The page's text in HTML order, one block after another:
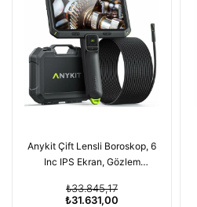
Anykit Çift Lensli Boroskop, 6
Inc IPS Ekran, Gözlem
₺31.631,00
₺33.845,17